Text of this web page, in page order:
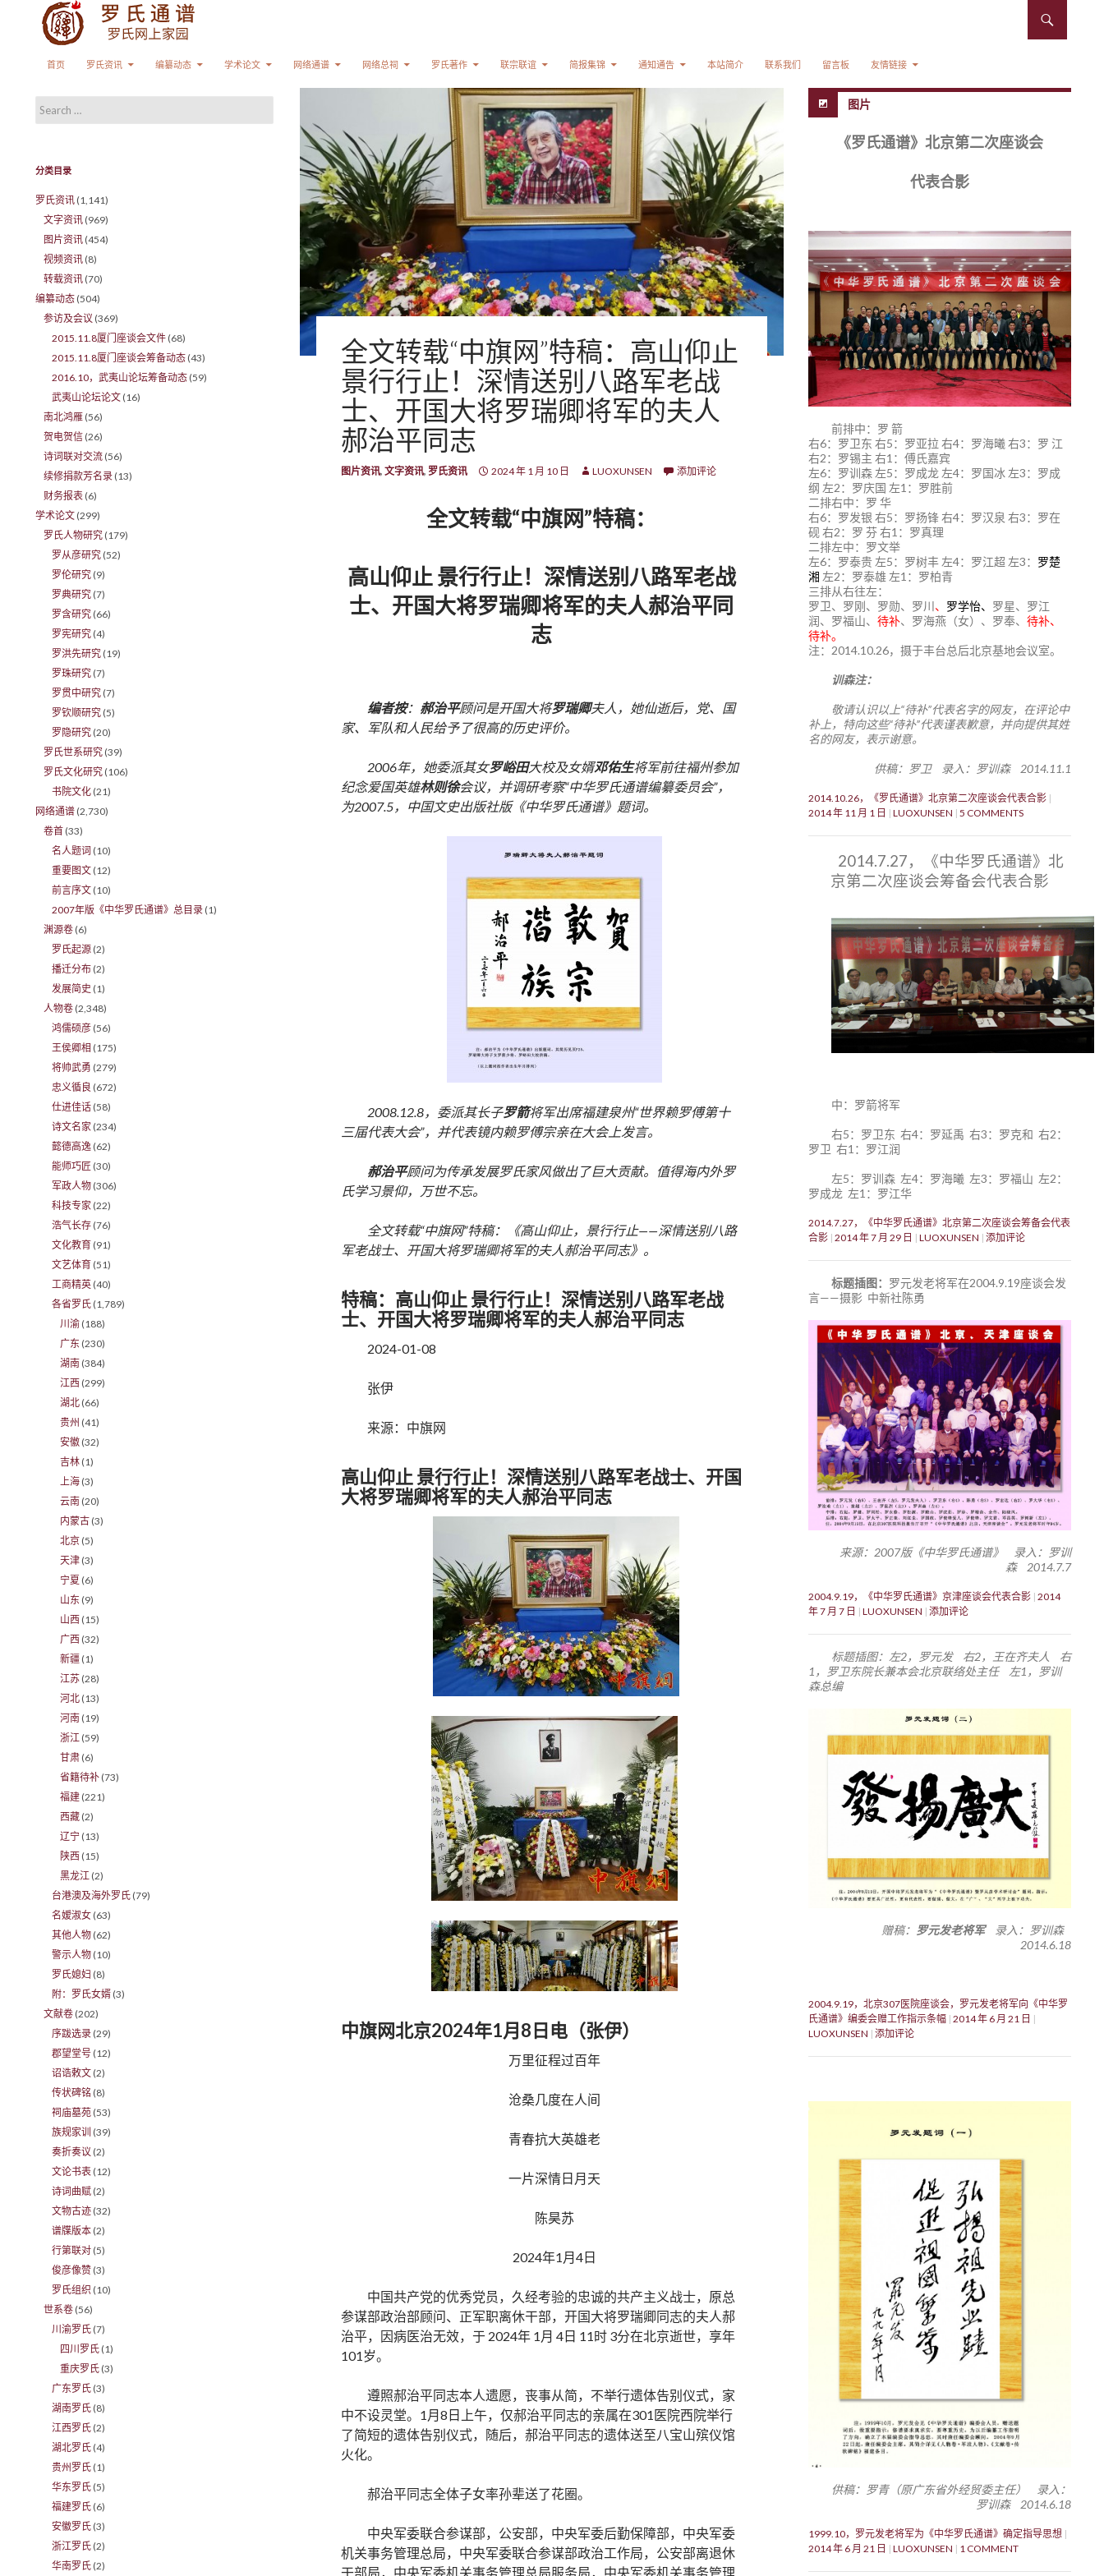
首页
罗氏资讯 编纂动态 学术论文 网络通谱 网络总祠 罗氏著作 联宗联谊 简报集锦 通知通告 本站简介 联系我们 留言板 友情链接
全文转载“中旗网”特稿：高山仰止
景行行止！深情送别八路军老战
士、开国大将罗瑞卿将军的夫人
郝治平同志
图片资讯, 文字资讯, 罗氏资讯 2024 年 1 月 10 日 LUOXUNSEN 添加评论
全文转载“中旗网”特稿：
高山仰止 景行行止！深情送别八路军老战
士、开国大将罗瑞卿将军的夫人郝治平同
志
编者按： 郝治平顾问是开国大将罗瑞卿夫人，她仙逝后，党、国
家、军队和人民给予了很高的历史评价。
2006年，她委派其女罗峪田大校及女婿邓佑生将军前往福州参加
纪念爱国英雄林则徐会议，并调研考察“中华罗氏通谱编纂委员会”，
为2007.5，中国文史出版社版《中华罗氏通谱》题词。
2008.12.8，委派其长子罗箭将军出席福建泉州“世界赖罗傅第十
三届代表大会”，并代表镜内赖罗傅宗亲在大会上发言。
郝治平顾问为传承发展罗氏家风做出了巨大贡献。值得海内外罗
氏学习景仰，万世不忘。
全文转载“中旗网”特稿：《高山仰止，景行行止——深情送别八路
军老战士、开国大将罗瑞卿将军的夫人郝治平同志》。
特稿：高山仰止 景行行止！深情送别八路军老战
士、开国大将罗瑞卿将军的夫人郝治平同志
2024-01-08
张伊
来源：中旗网
高山仰止 景行行止！深情送别八路军老战士、开国
大将罗瑞卿将军的夫人郝治平同志
中旗网北京2024年1月8日电（张伊）
万里征程过百年
沧桑几度在人间
青春抗大英雄老
一片深情日月天
陈昊苏
2024年1月4日
中国共产党的优秀党员，久经考验的忠诚的共产主义战士，原总
参谋部政治部顾问、正军职离休干部，开国大将罗瑞卿同志的夫人郝
治平，因病医治无效，于 2024年 1月 4日 11时 3分在北京逝世，享年
101岁。
遵照郝治平同志本人遗愿，丧事从简，不举行遗体告别仪式，家
中不设灵堂。1月8日上午，仅郝治平同志的亲属在301医院西院举行
了简短的遗体告别仪式，随后，郝治平同志的遗体送至八宝山殡仪馆
火化。
郝治平同志全体子女率孙辈送了花圈。
中央军委联合参谋部，公安部，中央军委后勤保障部，中央军委
机关事务管理总局，中央军委联合参谋部政治工作局，公安部离退休
干部局，中央军委机关事务管理总局服务局，中央军委机关事务管理
图片
《罗氏通谱》北京第二次座谈会
代表合影
前排中：罗 箭
右6：罗卫东 右5：罗亚拉 右4：罗海曦 右3：罗 江
右2：罗锡主 右1：傅氏嘉宾
左6：罗训森 左5：罗成龙 左4：罗国冰 左3：罗成
纲 左2：罗庆国 左1：罗胜前
二排右中：罗 华
右6：罗发银 右5：罗扬锋 右4：罗汉泉 右3：罗在
砚 右2：罗 芬 右1：罗真理
二排左中：罗文举
左6：罗泰贵 左5：罗树丰 左4：罗江超 左3： 罗楚
湘 左2：罗泰雄 左1：罗柏青
三排从右往左：
罗卫、罗刚、罗勋、罗川、 罗学怡、 罗星、罗江
润、罗福山、 待补、罗海燕（女）、罗奉、 待补、
待补。
注：2014.10.26，摄于丰台总后北京基地会议室。
训森注：
敬请认识以上“待补”代表名字的网友，在评论中
补上，特向这些“待补”代表谨表歉意，并向提供其姓
名的网友，表示谢意。
供稿：罗卫 录入：罗训森 2014.11.1
2014.10.26，《罗氏通谱》北京第二次座谈会代表合影
2014 年 11 月 1 日
LUOXUNSEN 5 COMMENTS
2014.7.27，《中华罗氏通谱》北
京第二次座谈会筹备会代表合影
中：罗箭将军
右5：罗卫东 右4：罗延禹 右3：罗克和 右2：
罗卫 右1：罗江润
左5：罗训森 左4：罗海曦 左3：罗福山 左2：
罗成龙 左1：罗江华
2014.7.27，《中华罗氏通谱》北京第二次座谈会筹备会代表
合影 2014 年 7 月 29 日 LUOXUNSEN 添加评论
标题插图： 罗元发老将军在2004.9.19座谈会发
言——摄影 中新社陈勇
来源：2007版《中华罗氏通谱》 录入：罗训
森 2014.7.7
2004.9.19，《中华罗氏通谱》京津座谈会代表合影 2014
年 7 月 7 日
LUOXUNSEN 添加评论
标题插图：左2，罗元发 右2，王在齐夫人 右
1，罗卫东院长兼本会北京联络处主任 左1，罗训
森总编
赠稿： 罗元发老将军录入：罗训森
2014.6.18
2004.9.19，北京307医院座谈会，罗元发老将军向《中华罗
氏通谱》编委会赠工作指示条幅 2014 年 6 月 21 日
LUOXUNSEN 添加评论
供稿：罗青（原广东省外经贸委主任） 录入：
罗训森 2014.6.18
1999.10，罗元发老将军为《中华罗氏通谱》确定指导思想
2014 年 6 月 21 日
LUOXUNSEN 1 COMMENT
Search for:
分类目录
罗氏资讯 (1,141)
文字资讯 (969)
图片资讯 (454)
视频资讯 (8)
转载资讯 (70)
编纂动态 (504)
参访及会议 (369)
2015.11.8厦门座谈会文件 (68)
2015.11.8厦门座谈会筹备动态 (43)
2016.10，武夷山论坛筹备动态 (59)
武夷山论坛论文 (16)
南北鸿雁 (56)
贺电贺信 (26)
诗词联对交流 (56)
续修捐款芳名录 (13)
财务报表 (6)
学术论文 (299)
罗氏人物研究 (179)
罗从彦研究 (52)
罗伦研究 (9)
罗典研究 (7)
罗含研究 (66)
罗宪研究 (4)
罗洪先研究 (19)
罗珠研究 (7)
罗贯中研究 (7)
罗钦顺研究 (5)
罗隐研究 (20)
罗氏世系研究 (39)
罗氏文化研究 (106)
书院文化 (21)
网络通谱 (2,730)
卷首 (33)
名人题词 (10)
重要图文 (12)
前言序文 (10)
2007年版《中华罗氏通谱》总目录 (1)
渊源卷 (6)
罗氏起源 (2)
播迁分布 (2)
发展简史 (1)
人物卷 (2,348)
鸿儒硕彦 (56)
王侯卿相 (175)
将帅武勇 (279)
忠义循良 (672)
仕进佳话 (58)
诗文名家 (234)
懿德高逸 (62)
能师巧匠 (30)
军政人物 (306)
科技专家 (22)
浩气长存 (76)
文化教育 (91)
文艺体育 (51)
工商精英 (40)
各省罗氏 (1,789)
川渝 (188)
广东 (230)
湖南 (384)
江西 (299)
湖北 (66)
贵州 (41)
安徽 (32)
吉林 (1)
上海 (3)
云南 (20)
内蒙古 (3)
北京 (5)
天津 (3)
宁夏 (6)
山东 (9)
山西 (15)
广西 (32)
新疆 (1)
江苏 (28)
河北 (13)
河南 (19)
浙江 (59)
甘肃 (6)
省籍待补 (73)
福建 (221)
西藏 (2)
辽宁 (13)
陕西 (15)
黑龙江 (2)
台港澳及海外罗氏 (79)
名嫒淑女 (63)
其他人物 (62)
警示人物 (10)
罗氏媳妇 (8)
附：罗氏女婿 (3)
文献卷 (202)
序跋选录 (29)
郡望堂号 (12)
诏诰敕文 (2)
传状碑铭 (8)
祠庙墓苑 (53)
族规家训 (39)
奏折奏议 (2)
文论书表 (12)
诗词曲赋 (2)
文物古迹 (32)
谱牒版本 (2)
行第联对 (5)
俊彦像赞 (3)
罗氏组织 (10)
世系卷 (56)
川渝罗氏 (7)
四川罗氏 (1)
重庆罗氏 (3)
广东罗氏 (3)
湖南罗氏 (8)
江西罗氏 (2)
湖北罗氏 (4)
贵州罗氏 (1)
华东罗氏 (5)
福建罗氏 (6)
安徽罗氏 (3)
浙江罗氏 (2)
华南罗氏 (2)